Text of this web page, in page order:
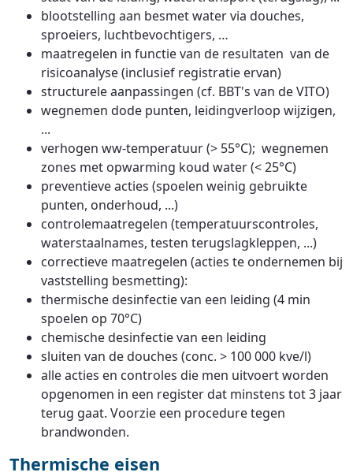
blootstelling aan besmet water via douches,
sproeiers, luchtbevochtigers, …
maatregelen in functie van de resultaten van de
risicoanalyse (inclusief registratie ervan)
structurele aanpassingen (cf. BBT's van de VITO)
wegnemen dode punten, leidingverloop wijzigen,
...
verhogen ww-temperatuur (> 55°C); wegnemen
zones met opwarming koud water (< 25°C)
preventieve acties (spoelen weinig gebruikte
punten, onderhoud, ...)
controlemaatregelen (temperatuurscontroles,
waterstaalnames, testen terugslagkleppen, ...)
correctieve maatregelen (acties te ondernemen bij
vaststelling besmetting):
thermische desinfectie van een leiding (4 min
spoelen op 70°C)
chemische desinfectie van een leiding
sluiten van de douches (conc. > 100 000 kve/l)
alle acties en controles die men uitvoert worden
opgenomen in een register dat minstens tot 3 jaar
terug gaat. Voorzie een procedure tegen
brandwonden.
Thermische eisen